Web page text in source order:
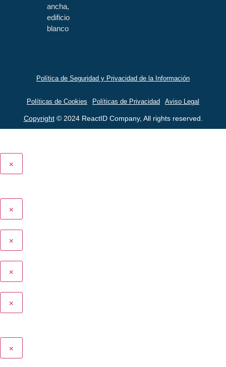
ancha,
edificio
blanco
Política de Seguridad y Privacidad de la Información
Políticas de Cookies Políticas de Privacidad Aviso Legal
Copyright© 2024 ReactID Company, All rights reserved.
×
×
×
×
×
×